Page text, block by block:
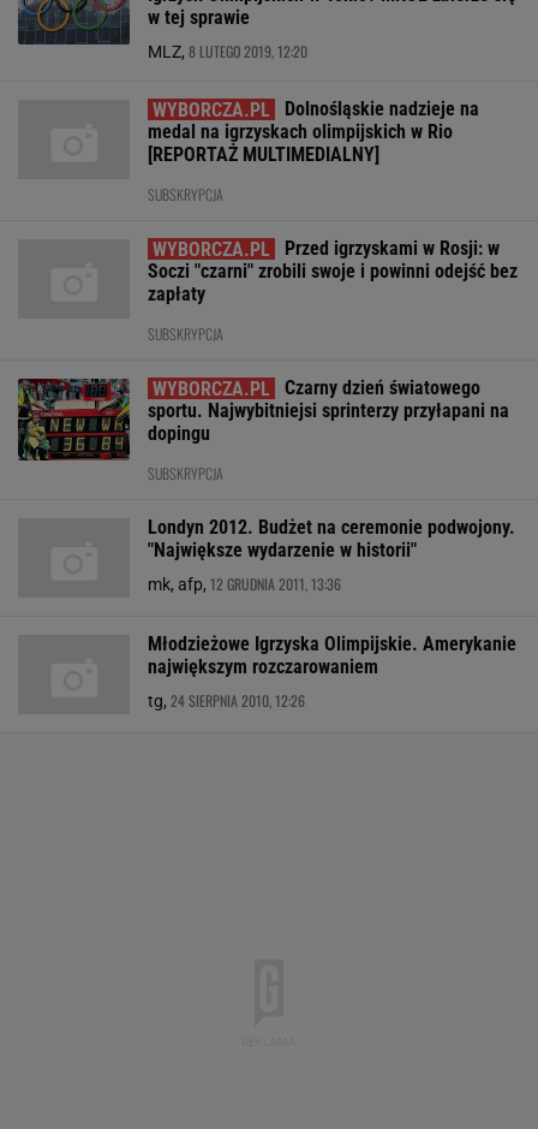
w tej sprawie
MLZ, 8 LUTEGO 2019, 12:20
Dolnośląskie nadzieje na
medal na igrzyskach olimpijskich w Rio
[REPORTAŻ MULTIMEDIALNY]
SUBSKRYPCJA
Przed igrzyskami w Rosji: w
Soczi "czarni" zrobili swoje i powinni odejść bez
zapłaty
SUBSKRYPCJA
Czarny dzień światowego
sportu. Najwybitniejsi sprinterzy przyłapani na
dopingu
SUBSKRYPCJA
Londyn 2012. Budżet na ceremonie podwojony.
"Największe wydarzenie w historii"
mk, afp, 12 GRUDNIA 2011, 13:36
Młodzieżowe Igrzyska Olimpijskie. Amerykanie
największym rozczarowaniem
tg, 24 SIERPNIA 2010, 12:26